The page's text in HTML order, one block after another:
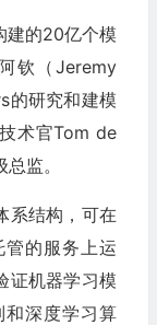
建的20亿个模
钦（Jeremy
的研究和建模
术官Tom de
监。
系结构，可在
的服务上运
证机器学习模
深度学习算